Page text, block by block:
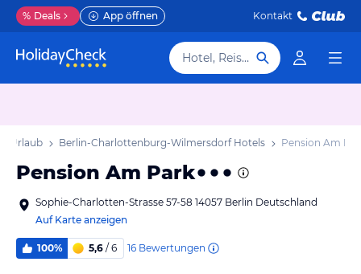
% Deals App öffnen Kontakt
Hotel, Reiseziel
Urlaub Berlin-Charlottenburg-Wilmersdorf Hotels Pension Am
Pension Am Park
Sophie-Charlotten-Strasse 57-58 14057 Berlin Deutschland
Auf Karte anzeigen
100% 5,6 / 6 16 Bewertungen